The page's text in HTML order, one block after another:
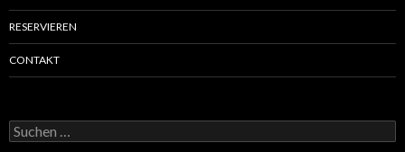
RESERVIEREN
CONTAKT
Suchen
nach: